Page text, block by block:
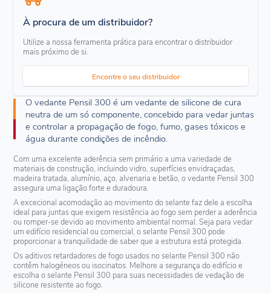
À procura de um distribuidor?
Utilize a nossa ferramenta prática para encontrar o distribuidor
mais próximo de si.
Encontre o seu distribuidor
O vedante Pensil 300 é um vedante de silicone de cura
neutra de um só componente, concebido para vedar juntas
e controlar a propagação de fogo, fumo, gases tóxicos e
água durante condições de incêndio.
Com uma excelente aderência sem primário a uma variedade de
materiais de construção, incluindo vidro, superfícies envidraçadas,
madeira tratada, alumínio, aço, alvenaria e betão, o vedante Pensil 300
assegura uma ligação forte e duradoura.
A excecional acomodação ao movimento do selante faz dele a escolha
ideal para juntas que exigem resistência ao fogo sem perder a aderência
ou romper-se devido ao movimento ambiental normal. Seja para vedar
um edifício residencial ou comercial, o selante Pensil 300 pode
proporcionar a tranquilidade de saber que a estrutura está protegida.
Os aditivos retardadores de fogo usados no selante Pensil 300 não
contêm halogéneos ou isocinatos. Melhore a segurança do edifício e
escolha o selante Pensil 300 para suas necessidades de vedação de
silicone resistente ao fogo.